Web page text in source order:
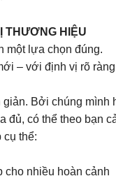
THƯƠNG HIỆU
một lựa chọn đúng.
– với định vị rõ
Bởi chúng
đủ, có thể theo bạn
thể:
cho nhiều hoàn cảnh